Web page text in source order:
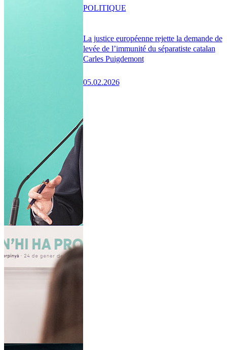
La justice européenne rejette la demande de
levée de l’immunité du séparatiste catalan
Carles Puigdemont
05.02.2026
POLITIQUE